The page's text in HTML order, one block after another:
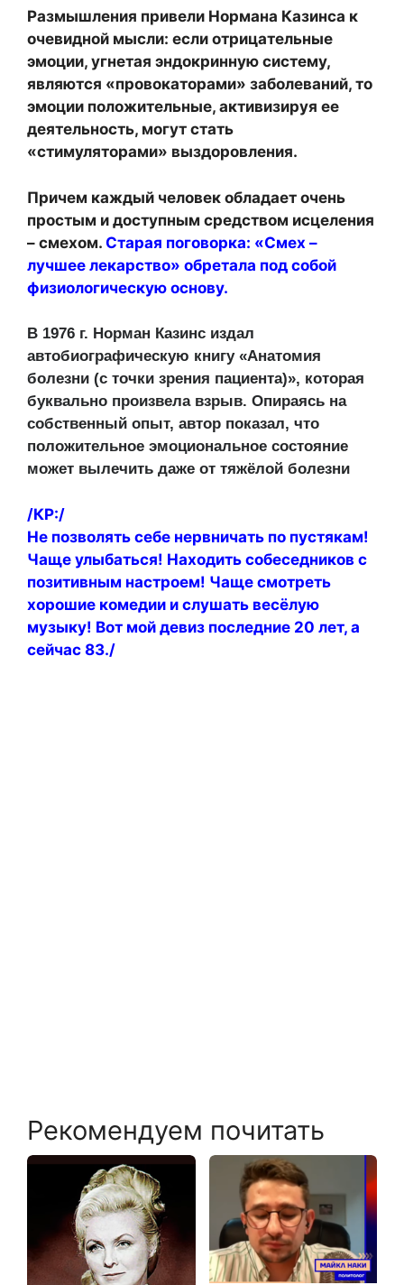
Размышления привели Нормана Казинса к
очевидной мысли: если отрицательные
эмоции, угнетая эндокринную систему,
являются «провокаторами» заболеваний, то
эмоции положительные, активизируя ее
деятельность, могут стать
«стимуляторами» выздоровления.
Причем каждый человек обладает очень
простым и доступным средством исцеления
– смехом. Старая поговорка: «Смех –
лучшее лекарство» обретала под собой
физиологическую основу.
В 1976 г. Норман Казинс издал
автобиографическую книгу «Анатомия
болезни (с точки зрения пациента)», которая
буквально произвела взрыв. Опираясь на
собственный опыт, автор показал, что
положительное эмоциональное состояние
может вылечить даже от тяжёлой болезни
/КР:/
Не позволять себе нервничать по пустякам!
Чаще улыбаться! Находить собеседников с
позитивным настроем! Чаще смотреть
хорошие комедии и слушать весёлую
музыку! Вот мой девиз последние 20 лет, а
сейчас 83./
Рекомендуем почитать